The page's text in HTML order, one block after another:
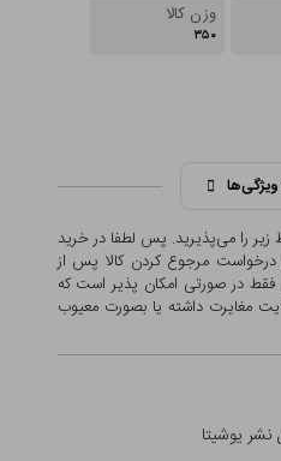
وزن کالا
۳۵۰
را می‌پذیرید. پس لطفا در خرید
مرجوع کردن کالا پس از
در صورتی امکان پذیر است که
مغایرت داشته یا بصورت معيوب
نشر یوشیتا